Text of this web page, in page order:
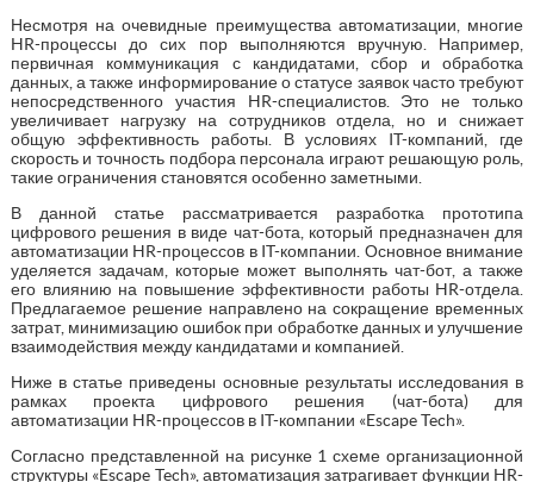
Несмотря на очевидные преимущества автоматизации, многие
HR-процессы до сих пор выполняются вручную. Например,
первичная коммуникация с кандидатами, сбор и обработка
данных, а также информирование о статусе заявок часто требуют
непосредственного участия HR-специалистов. Это не только
увеличивает нагрузку на сотрудников отдела, но и снижает
общую эффективность работы. В условиях IT-компаний, где
скорость и точность подбора персонала играют решающую роль,
такие ограничения становятся особенно заметными.
В данной статье рассматривается разработка прототипа
цифрового решения в виде чат-бота, который предназначен для
автоматизации HR-процессов в IT-компании. Основное внимание
уделяется задачам, которые может выполнять чат-бот, а также
его влиянию на повышение эффективности работы HR-отдела.
Предлагаемое решение направлено на сокращение временных
затрат, минимизацию ошибок при обработке данных и улучшение
взаимодействия между кандидатами и компанией.
Ниже в статье приведены основные результаты исследования в
рамках проекта цифрового решения (чат-бота) для
автоматизации HR-процессов в IT-компании «Escape Tech».
Согласно представленной на рисунке 1 схеме организационной
структуры «Escape Tech», автоматизация затрагивает функции HR-